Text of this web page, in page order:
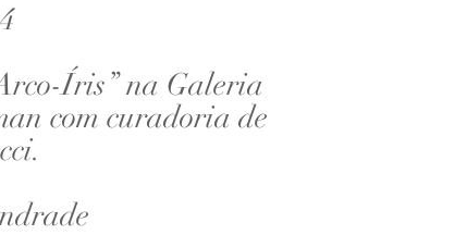
Íris” na Galeria
com curadoria de